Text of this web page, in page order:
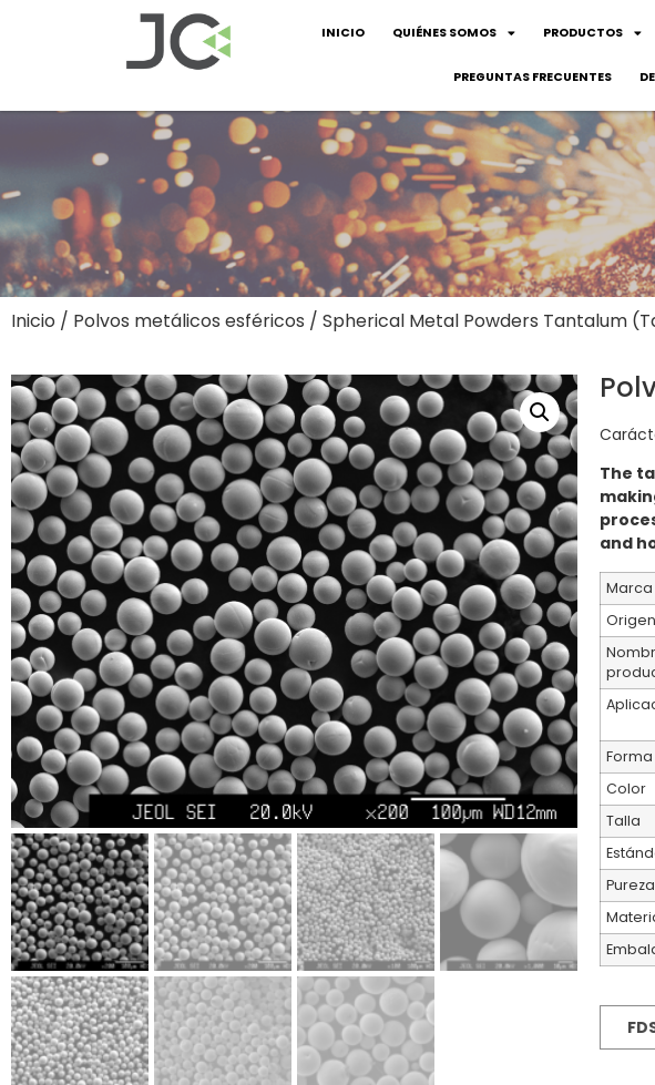
INICIO QUIÉNES SOMOS PRODUCTOS
PREGUNTAS FRECUENTES
Inicio / Polvos metálicos esféricos / Spherical Metal Powders Tantalum
The
and
Marca
Origen
Forma
Color
Talla
Pureza